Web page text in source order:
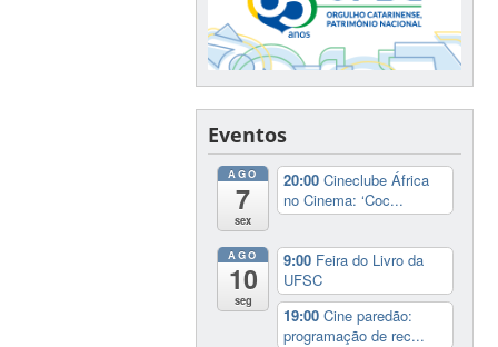
Eventos
AGO
7
sex
20:00Cineclube África
no Cinema: ‘Coc...
AGO
10
seg
9:00 Feira do Livro da
UFSC
19:00Cine paredão:
programação de rec...